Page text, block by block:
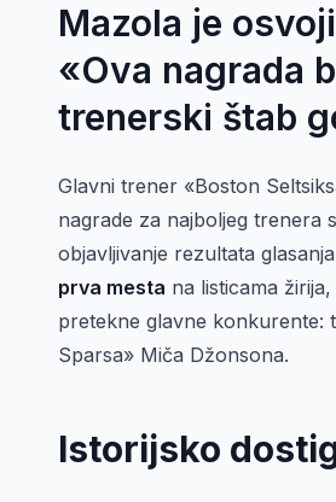
Mazola je
«Ova nagrada
trenerski štab
Glavni trener «Boston
nagrade za najboljeg trenera
objavljivanje rezultata
prva mesta na listicama
pretekne glavne konkurente:
Sparsa» Miča Džonsona.
Istorijsko